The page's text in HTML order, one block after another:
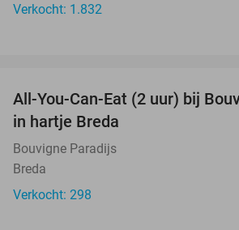
Verkocht: 1.832
All-You-Can-Eat (2 uur) bij
in hartje Breda
Bouvigne Paradijs
Breda
Verkocht: 298